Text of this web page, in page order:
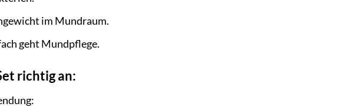
im Mundraum.
geht Mundpflege.
richtig an: